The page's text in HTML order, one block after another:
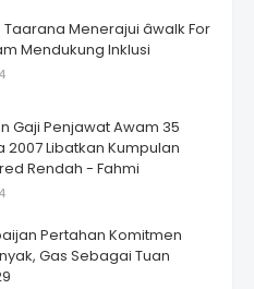
Menerajui âwalk For
Mendukung Inklusi
Gaji Penjawat Awam 35
2007 Libatkan Kumpulan
Rendah - Fahmi
Pertahan Komitmen
Gas Sebagai Tuan